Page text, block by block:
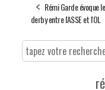
Rémi Garde évoque le
derby entre l'ASSE et l'OL